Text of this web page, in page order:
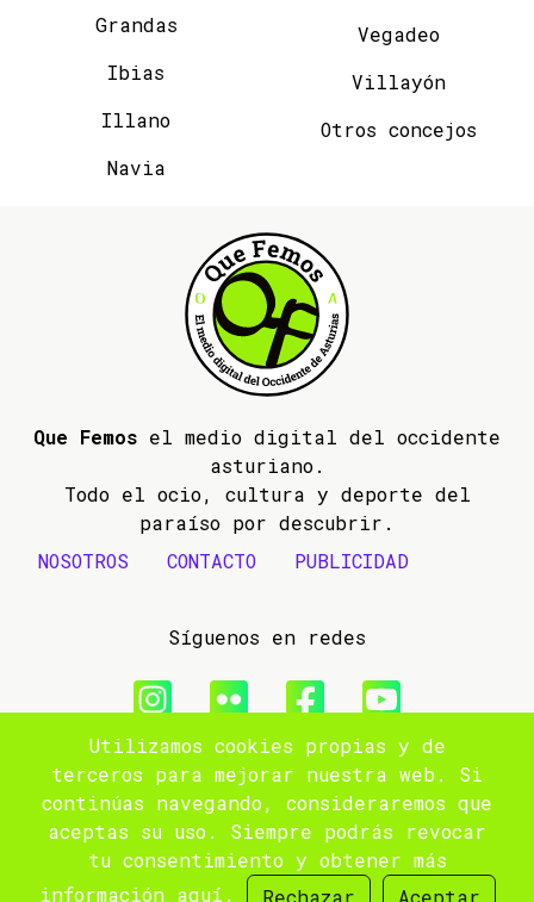
Grandas
Ibias
Illano
Navia
Vegadeo
Villayón
Otros concejos
Que Femos el medio digital del occidente
asturiano.
Todo el ocio, cultura y deporte del
paraíso por descubrir.
NOSOTROS
CONTACTO PUBLICIDAD
Síguenos en redes
© 2009- 2026 Que Femos
Aviso legal
Política de privacidad
Utilizamos cookies propias y de
terceros para mejorar nuestra web. Si
continúas navegando, consideraremos que
aceptas su uso. Siempre podrás revocar
tu consentimiento y obtener más
información aquí . Rechazar Aceptar